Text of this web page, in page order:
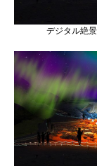
デジタル絶